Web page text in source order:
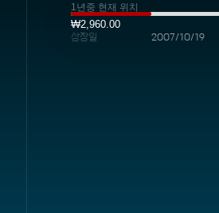
1년중 현재 위치
₩2,960.00
상장일 2007/10/19